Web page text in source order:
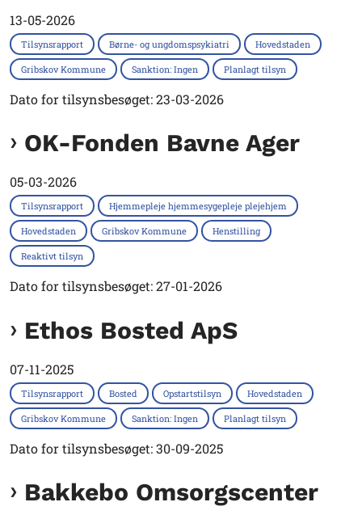
13-05-2026
Tilsynsrapport Børne- og ungdomspsykiatri Hovedstaden
Gribskov Kommune Sanktion: Ingen Planlagt tilsyn
Dato for tilsynsbesøget: 23-03-2026
OK-Fonden Bavne Ager
05-03-2026
Tilsynsrapport Hjemmepleje hjemmesygepleje plejehjem
Hovedstaden Gribskov Kommune Henstilling
Reaktivt tilsyn
Dato for tilsynsbesøget: 27-01-2026
Ethos Bosted ApS
07-11-2025
Tilsynsrapport Bosted Opstartstilsyn Hovedstaden
Gribskov Kommune Sanktion: Ingen Planlagt tilsyn
Dato for tilsynsbesøget: 30-09-2025
Bakkebo Omsorgscenter